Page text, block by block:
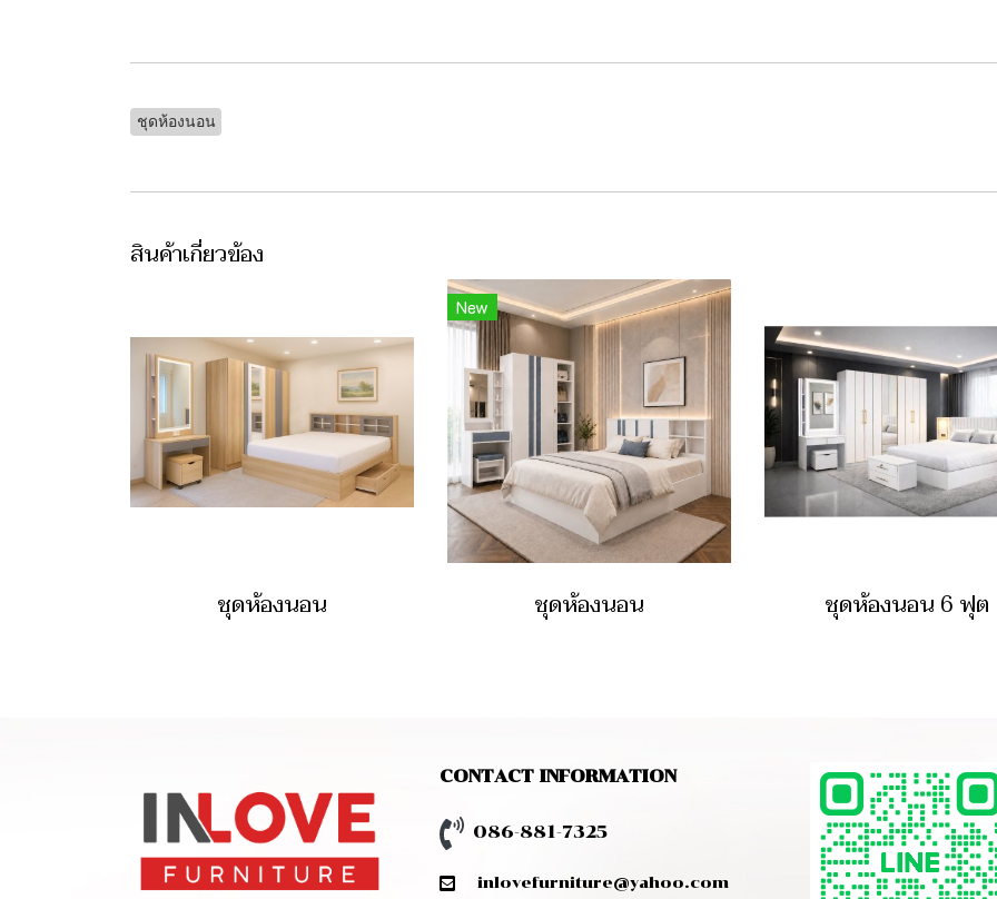
ชุดห้องนอน
สินค้าเกี่ยวข้อง
ชุดห้องนอน
New
ชุดห้องนอน ชุดห้องนอน 6 ฟุต
CONTACT INFORMATION
086-881-7325
inlovefurniture@yahoo.com